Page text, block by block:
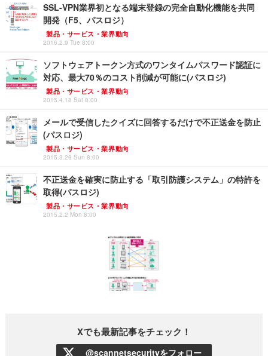
SSL-VPN業界初となる端末登録の完全自動化機能を共同
開発（F5、パスロジ）
製品・サービス・業界動向
2016.2.9 Tue 8:00
ソフトウェアトークン方式のワンタイムパスワード認証に
対応、最大70％のコスト削減が可能に(パスロジ)
製品・サービス・業界動向
2015.4.18 Sat 8:00
メールで受信したクイズに回答するだけで不正送金を防止
(パスロジ)
製品・サービス・業界動向
2015.3.29 Sun 8:00
不正送金を確実に防止する「取引防護システム」の特許を
取得(パスロジ)
製品・サービス・業界動向
2015.2.2 Mon 8:00
Xでも最新記事をチェック！
@scannetsecurityをフォロー